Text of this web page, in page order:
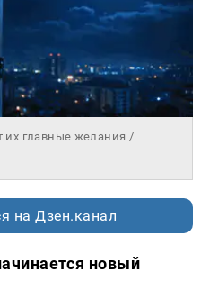
их главные желания /
на Дзен.канал
новый